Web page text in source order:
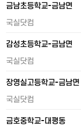
금남초등학교-금남면
국실닷컴
감성초등학교-금남면
국실닷컴
장영실고등학교-금남면
국실닷컴
금호중학교-대평동